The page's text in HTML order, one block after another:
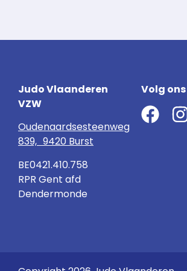
Judo Vlaanderen
VZW
Oudenaardsesteenweg
839, 9420 Burst
BE0421.410.758
RPR Gent afd
Dendermonde
Volg ons